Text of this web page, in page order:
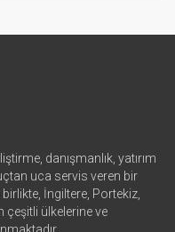
danışmanlık, yatırım
uca servis veren bir
İngiltere, Portekiz,
çeşitli ülkelerine ve